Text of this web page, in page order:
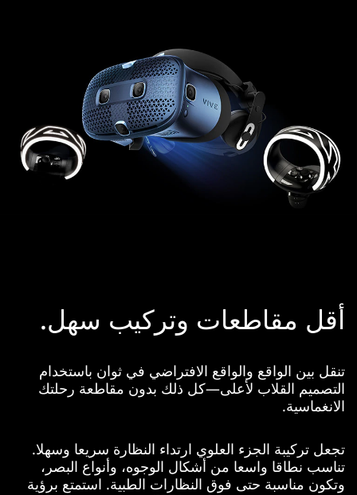
أقل مقاطعات وتركيب سهل.
تنقل بين الواقع والواقع الافتراضي في ثوان باستخدام
التصميم القلاب لأعلى—كل ذلك بدون مقاطعة رحلتك
الانغماسية.
تجعل تركيبة الجزء العلوي ارتداء النظارة سريعا وسهلا.
تناسب نطاقا واسعا من أشكال الوجوه، وأنواع البصر،
وتكون مناسبة حتى فوق النظارات الطبية. استمتع برؤية